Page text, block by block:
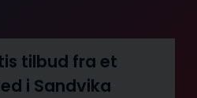
tilbud fra et
i Sandvika